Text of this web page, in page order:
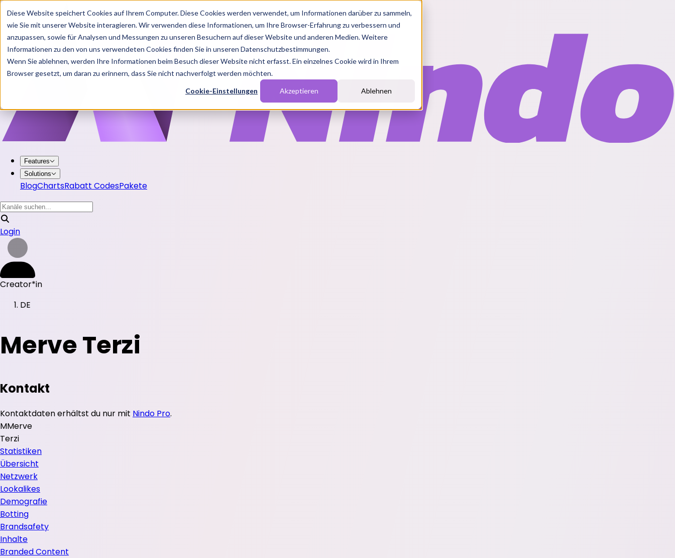
Diese Website speichert Cookies auf Ihrem Computer. Diese Cookies werden verwendet, um Informationen darüber zu sammeln,
wie Sie mit unserer Website interagieren. Wir verwenden diese Informationen, um Ihre Browser-Erfahrung zu verbessern und
anzupassen, sowie für Analysen und Messungen zu unseren Besuchern auf dieser Website und anderen Medien. Weitere
Informationen zu den von uns verwendeten Cookies finden Sie in unseren Datenschutzbestimmungen.
Wenn Sie ablehnen, werden Ihre Informationen beim Besuch dieser Website nicht erfasst. Ein einzelnes Cookie wird in Ihrem
Browser gesetzt, um daran zu erinnern, dass Sie nicht nachverfolgt werden möchten.
Cookie-Einstellungen Akzeptieren Ablehnen
Features
Solutions
BlogChartsRabatt CodesPakete
Login
Creator*in
DE
Merve Terzi
Kontakt
Kontaktdaten erhältst du nur mit Nindo Pro.
MMerve
Terzi
Statistiken
Übersicht
Netzwerk
Lookalikes
Demografie
Botting
Brandsafety
Inhalte
Branded Content